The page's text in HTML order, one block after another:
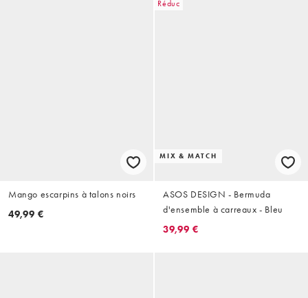
Mango escarpins à talons noirs
49,99 €
Réduc
MIX & MATCH
ASOS DESIGN - Bermuda
d'ensemble à carreaux - Bleu
39,99 €